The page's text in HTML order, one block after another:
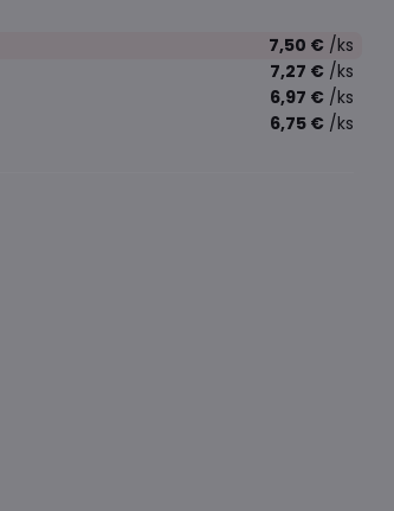
7,50 € /ks
7,27 € /ks
6,97 € /ks
6,75 € /ks